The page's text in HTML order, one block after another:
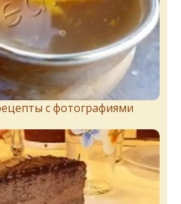
с фотографиями